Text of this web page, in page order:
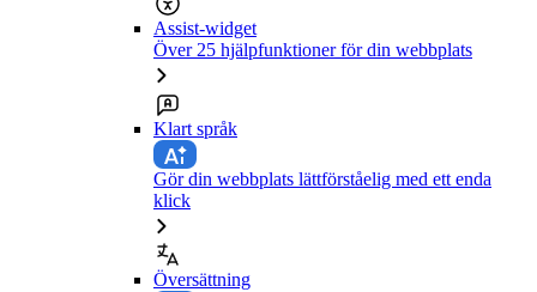
Assist-widget
Över 25 hjälpfunktioner för din webbplats
Klart språk
Gör din webbplats lättförståelig med ett enda
klick
Översättning